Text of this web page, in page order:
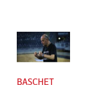
BASCHET